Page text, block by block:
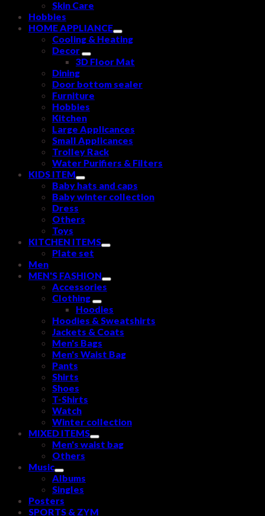
Skin Care
Hobbies
HOME APPLIANCE
Cooling & Heating
Decor
3D Floor Mat
Dining
Door bottom sealer
Furniture
Hobbies
Kitchen
Large Applicances
Small Applicances
Trolley Rack
Water Purifiers & Filters
KIDS ITEM
Baby hats and caps
Baby winter collection
Dress
Others
Toys
KITCHEN ITEMS
Plate set
Men
MEN'S FASHION
Accessories
Clothing
Hoodies
Hoodies & Sweatshirts
Jackets & Coats
Men's Bags
Men's Waist Bag
Pants
Shirts
Shoes
T-Shirts
Watch
Winter collection
MIXED ITEMS
Men's waist bag
Others
Music
Albums
Singles
Posters
SPORTS & ZYM